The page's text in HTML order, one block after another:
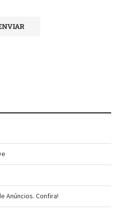
Anúncios. Confira!